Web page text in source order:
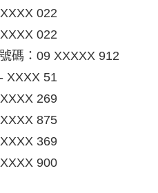
022
022
：09 XXXXX 912
51
269
875
369
900